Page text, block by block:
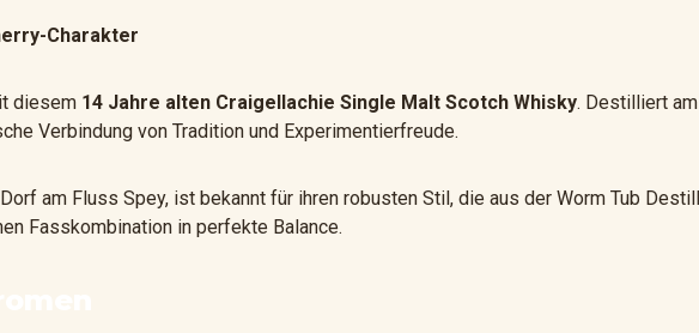
Charakter
diesem 14 Jahre alten Craigellachie Single Malt Scotch Whisky. Destilliert am
Verbindung von Tradition und Experimentierfreude.
am Fluss Spey, ist bekannt für ihren robusten Stil, die aus der Worm Tub
Fasskombination in perfekte Balance.